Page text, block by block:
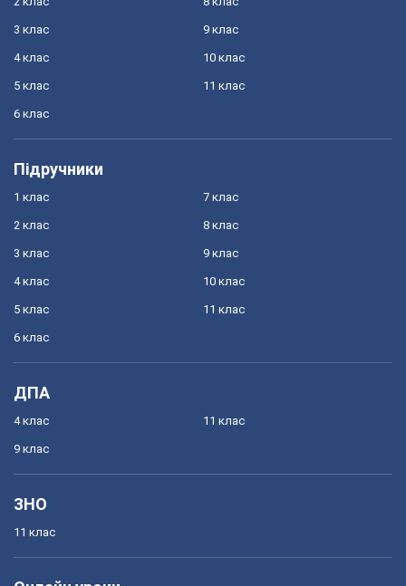
3 клас
4 клас
5 клас
6 клас
9 клас
10 клас
11 клас
Підручники
1 клас
2 клас
3 клас
4 клас
5 клас
6 клас
7 клас
8 клас
9 клас
10 клас
11 клас
ДПА
4 клас
9 клас
11 клас
ЗНО
11 клас